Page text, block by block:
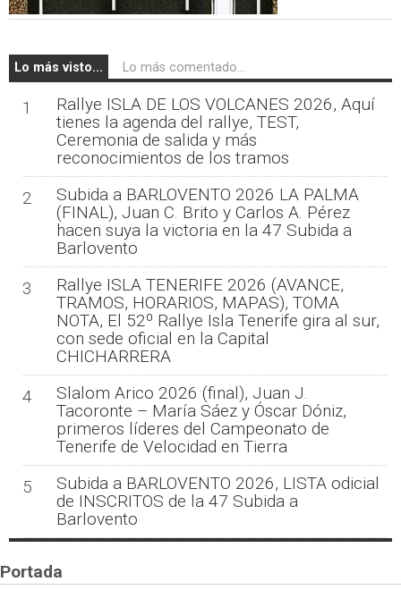
Lo más visto... Lo más comentado...
1
Rallye ISLA DE LOS VOLCANES 2026, Aquí
tienes la agenda del rallye, TEST,
Ceremonia de salida y más
reconocimientos de los tramos
2
Subida a BARLOVENTO 2026 LA PALMA
(FINAL), Juan C. Brito y Carlos A. Pérez
hacen suya la victoria en la 47 Subida a
Barlovento
3
Rallye ISLA TENERIFE 2026 (AVANCE,
TRAMOS, HORARIOS, MAPAS), TOMA
NOTA, El 52º Rallye Isla Tenerife gira al sur,
con sede oficial en la Capital
CHICHARRERA
4
Slalom Arico 2026 (final), Juan J.
Tacoronte – María Sáez y Óscar Dóniz,
primeros líderes del Campeonato de
Tenerife de Velocidad en Tierra
5
Subida a BARLOVENTO 2026, LISTA odicial
de INSCRITOS de la 47 Subida a
Barlovento
Portada